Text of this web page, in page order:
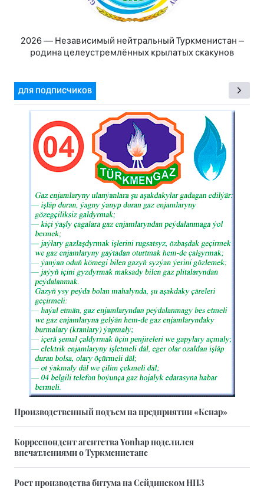
2026 — Независимый нейтральный Туркменистан –
родина целеустремлённых крылатых скакунов
ДЛЯ ПОДПИСЧИКОВ
Производственный подъем на предприятии «Кенар»
Корреспондент агентства Yonhap поделился
впечатлениями о Туркменистане
Рост производства битума на Сейдинском НПЗ